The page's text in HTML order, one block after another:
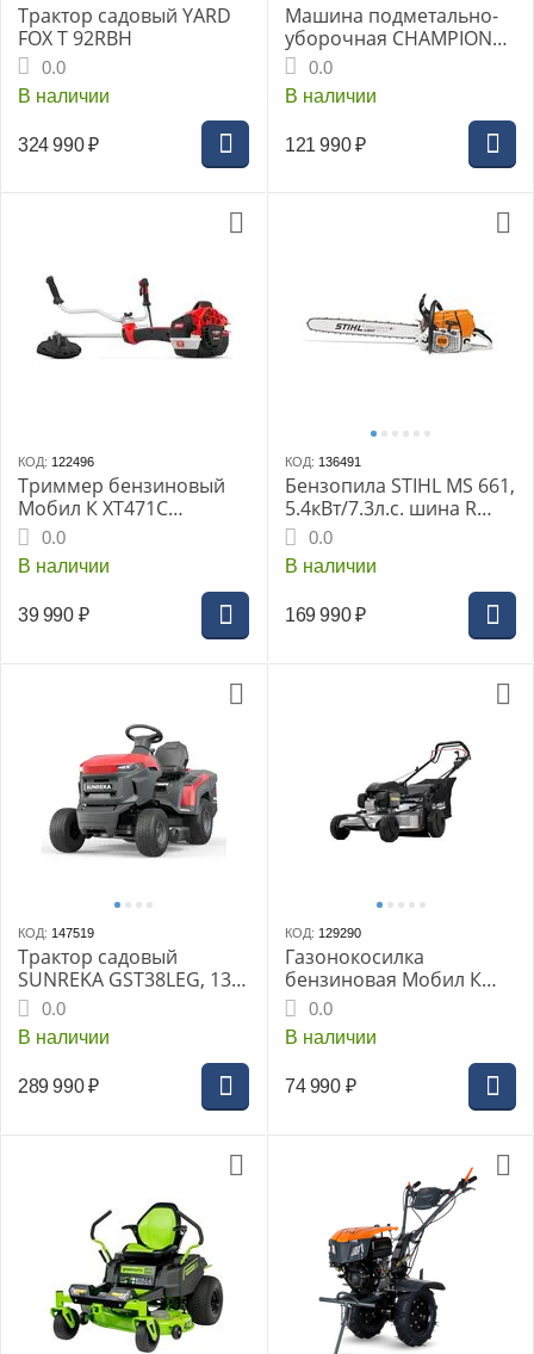
Трактор садовый YARD
FOX T 92RBH
0.0
В наличии
324 990 ₽
Машина подметально-
уборочная CHAMPION
GS50100, 5,45л/с 173см3
шир.100см 79 кг, щетка
0.0
В наличии
121 990 ₽
КОД: 122496
Триммер бензиновый
Мобил К XT471C
«ПРЕМИУМ»
0.0
В наличии
39 990 ₽
КОД: 136491
Бензопила STIHL MS 661,
5.4кВт/7.3л.с. шина R
63см цепь 36RSC +
заточной набор
0.0
В наличии
169 990 ₽
КОД: 147519
Трактор садовый
SUNREKA GST38LEG, 13.5
л.с., RATO RV450, 449
см3, 96 см, 25-100 мм,
160 л, 205 кг
0.0
В наличии
289 990 ₽
КОД: 129290
Газонокосилка
бензиновая Мобил К
XM553 «ПРЕМИУМ», дв.
HONDA MBK0032171
0.0
В наличии
74 990 ₽